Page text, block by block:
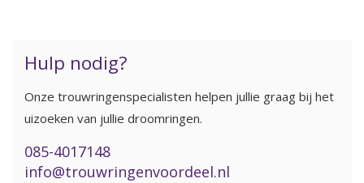
Hulp nodig?
Onze trouwringenspecialisten helpen jullie graag bij het
uizoeken van jullie droomringen.
085-4017148
info@trouwringenvoordeel.nl